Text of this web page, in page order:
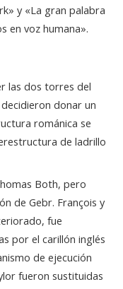
y «La gran palabra
en voz humana».
las dos torres del
donar un
románica se
de ladrillo
Both, pero
de Gebr. François y
fue
por el carillón inglés
de ejecución
fueron sustituidas